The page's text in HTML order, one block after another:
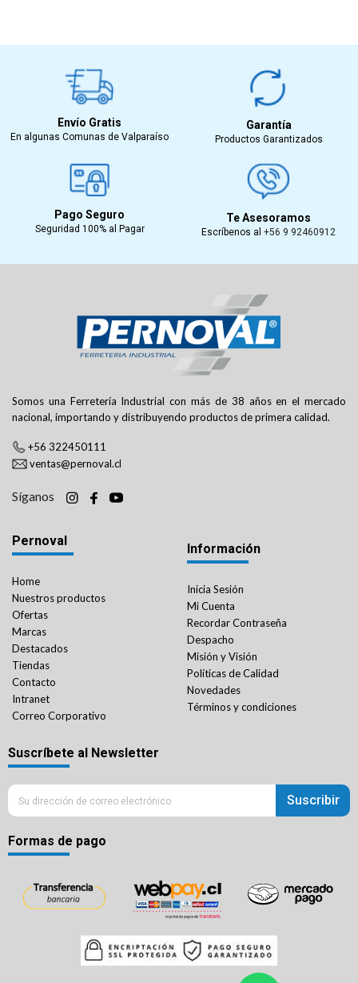
Envío Gratis
En algunas Comunas de Valparaíso
Garantía
Productos Garantizados
Pago Seguro
Seguridad 100% al Pagar
Te Asesoramos
Escríbenos al +56 9 92460912
Somos una Ferretería Industrial con más de 38 años en el mercado
nacional, importando y distribuyendo productos de primera calidad.
+56 322450111
ventas@pernoval.cl
Síganos
Pernoval
Home
Nuestros productos
Ofertas
Marcas
Destacados
Tiendas
Contacto
Intranet
Correo Corporativo
Información
Inicia Sesión
Mi Cuenta
Recordar Contraseña
Despacho
Misión y Visión
Políticas de Calidad
Novedades
Términos y condiciones
Suscríbete al Newsletter
Suscribir
Formas de pago